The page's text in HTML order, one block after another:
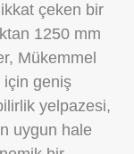
çeken bir
1250 mm
Mükemmel
için geniş
yelpazesi,
uygun hale